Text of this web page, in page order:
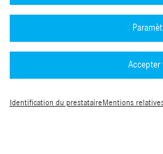
Accepter
Identification du prestataireMentions
Actualités
Guide de l’authentification
Politique de confidentialité B2B
Conditions Générales d’Utilisation